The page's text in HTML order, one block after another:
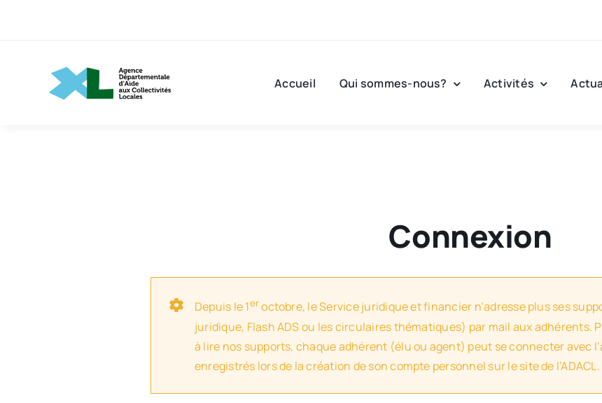
Accueil Qui sommes-nous? Activités
Connexion
Depuis le 1eroctobre, le Service juridique et financier n’adresse plus ses
juridique, Flash ADS ou les circulaires thématiques) par mail aux adhérents.
à lire nos supports, chaque adhérent (élu ou agent) peut se connecter avec
enregistrés lors de la création de son compte personnel sur le site de l’ADACL.